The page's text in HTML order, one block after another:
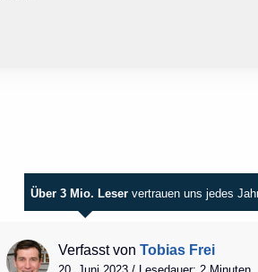
Über 3 Mio. Leser vertrauen uns jedes
Verfasst von Tobias Frei